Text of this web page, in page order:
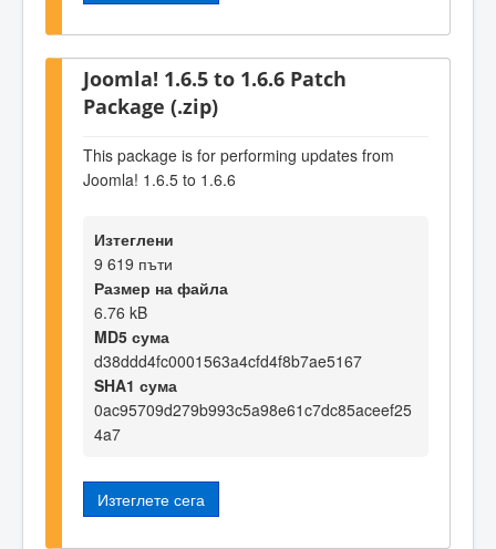
Joomla! 1.6.5 to 1.6.6 Patch
Package (.zip)
This package is for performing updates from
Joomla! 1.6.5 to 1.6.6
Изтеглени
9 619 пъти
Размер на файла
6.76 kB
MD5 сума
d38ddd4fc0001563a4cfd4f8b7ae5167
SHA1 сума
0ac95709d279b993c5a98e61c7dc85aceef25
4a7
Изтеглете сега